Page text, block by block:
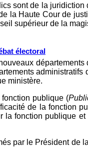
électoral
sont de la
la Haute Cour de
supérieur de la
ministère.
publique (
de la fonction
fonction publique
par le Président